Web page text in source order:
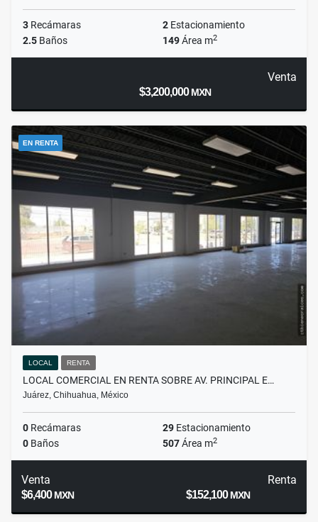
3 Recámaras 2 Estacionamiento
2.5 Baños 149Área m2
Venta
$3,200,000MXN
EN RENTA
LOCAL RENTA
LOCAL COMERCIAL EN RENTA SOBRE AV. PRINCIPAL E…
Juárez, Chihuahua, México
0 Recámaras 29 Estacionamiento
0 Baños 507Área m2
Venta
$6,400MXN
Renta
$152,100MXN